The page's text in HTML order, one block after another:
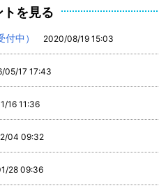
を見る
中） 2020/08/19 15:03
05/17 17:43
16 11:36
04 09:32
28 09:36